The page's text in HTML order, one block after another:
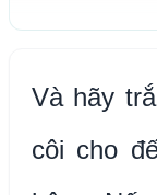
Và hãy
côi cho